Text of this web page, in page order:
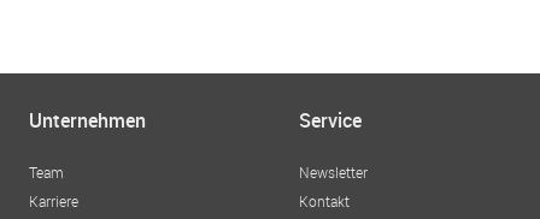
Unternehmen
Team
Karriere
Service
Newsletter
Kontakt